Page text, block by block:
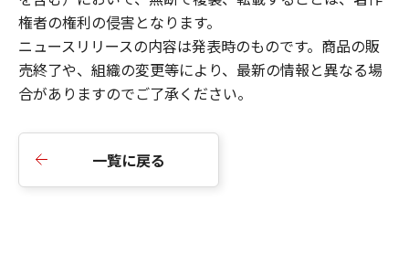
権者の権利の侵害となります。
ニュースリリースの内容は発表時のものです。商品の販
売終了や、組織の変更等により、最新の情報と異なる場
合がありますのでご了承ください。
一覧に戻る